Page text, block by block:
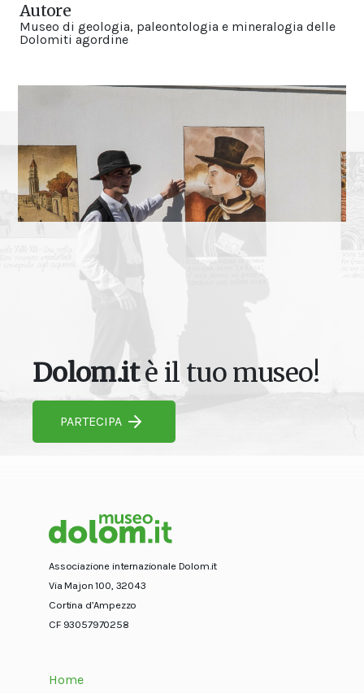
Autore
Museo di geologia, paleontologia e mineralogia delle
Dolomiti agordine
Dolom.itè il tuo museo!
PARTECIPA
Associazione internazionale Dolom.it
Via Majon 100, 32043
Cortina d’Ampezzo
CF 93057970258
Home